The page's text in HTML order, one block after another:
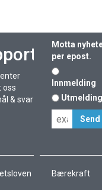
oss
& svar
Motta
per epost.
Innmelding
Bærekraft